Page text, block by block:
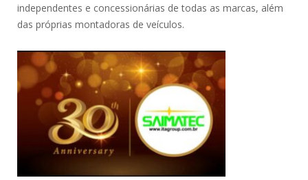
independentes e concessionárias de todas as marcas, além
das próprias montadoras de veículos.